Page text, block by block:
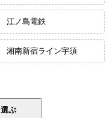
江ノ島電鉄
湘南新宿ライン宇須